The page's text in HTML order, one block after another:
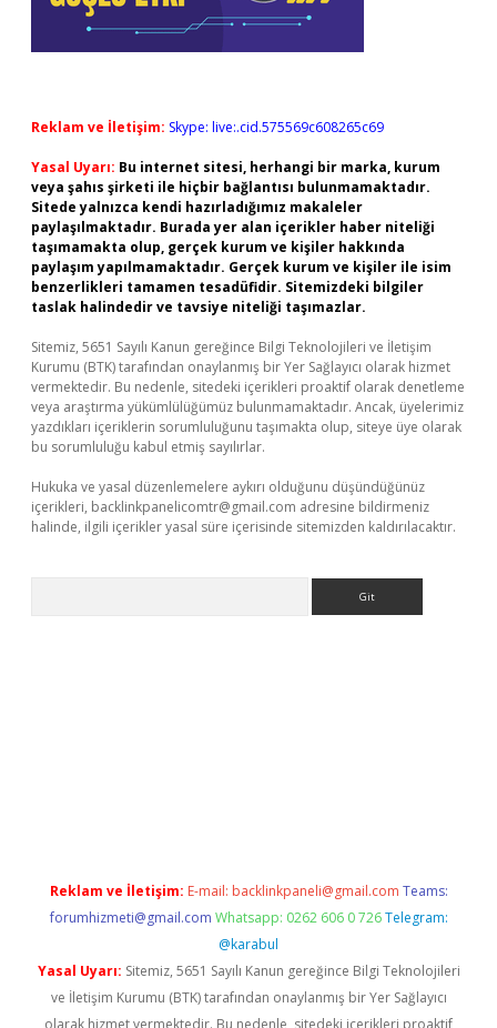
Reklam ve İletişim: Skype: live:.cid.575569c608265c69
Yasal Uyarı: Bu internet sitesi, herhangi bir marka, kurum
veya şahıs şirketi ile hiçbir bağlantısı bulunmamaktadır.
Sitede yalnızca kendi hazırladığımız makaleler
paylaşılmaktadır. Burada yer alan içerikler haber niteliği
taşımamakta olup, gerçek kurum ve kişiler hakkında
paylaşım yapılmamaktadır. Gerçek kurum ve kişiler ile isim
benzerlikleri tamamen tesadüfidir. Sitemizdeki bilgiler
taslak halindedir ve tavsiye niteliği taşımazlar.
Sitemiz, 5651 Sayılı Kanun gereğince Bilgi Teknolojileri ve İletişim
Kurumu (BTK) tarafından onaylanmış bir Yer Sağlayıcı olarak hizmet
vermektedir. Bu nedenle, sitedeki içerikleri proaktif olarak denetleme
veya araştırma yükümlülüğümüz bulunmamaktadır. Ancak, üyelerimiz
yazdıkları içeriklerin sorumluluğunu taşımakta olup, siteye üye olarak
bu sorumluluğu kabul etmiş sayılırlar.
Hukuka ve yasal düzenlemelere aykırı olduğunu düşündüğünüz
içerikleri, backlinkpanelicomtr@gmail.com adresine bildirmeniz
halinde, ilgili içerikler yasal süre içerisinde sitemizden kaldırılacaktır.
Reklam ve İletişim: E-mail: backlinkpaneli@gmail.com Teams:
forumhizmeti@gmail.com Whatsapp: 0262 606 0 726 Telegram:
@karabul
Yasal Uyarı: Sitemiz, 5651 Sayılı Kanun gereğince Bilgi Teknolojileri
ve İletişim Kurumu (BTK) tarafından onaylanmış bir Yer Sağlayıcı
olarak hizmet vermektedir. Bu nedenle, sitedeki içerikleri proaktif